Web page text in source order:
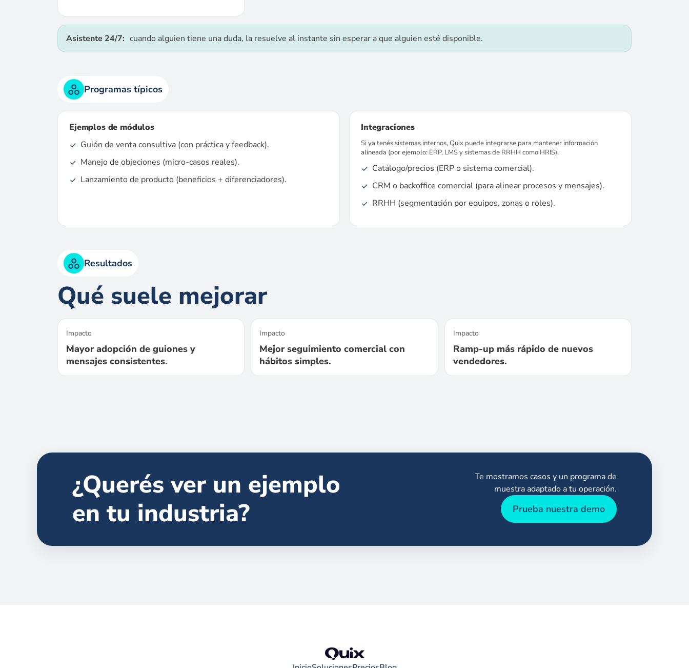
Asistente 24/7: cuando alguien tiene una duda, la resuelve al instante sin esperar a que alguien esté disponible.
Programas típicos
Ejemplos de módulos
Guión de venta consultiva (con práctica y feedback).
Manejo de objeciones (micro-casos reales).
Lanzamiento de producto (beneficios + diferenciadores).
Integraciones
Si ya tenés sistemas internos, Quix puede integrarse para mantener información
alineada (por ejemplo: ERP, LMS y sistemas de RRHH como HRIS).
Catálogo/precios (ERP o sistema comercial).
CRM o backoffice comercial (para alinear procesos y mensajes).
RRHH (segmentación por equipos, zonas o roles).
Resultados
Qué suele mejorar
Impacto
Mayor adopción de guiones y
mensajes consistentes.
Impacto
Mejor seguimiento comercial con
hábitos simples.
Impacto
Ramp-up más rápido de nuevos
vendedores.
¿Querés ver un ejemplo
en tu industria?
Te mostramos casos y un programa de
muestra adaptado a tu operación.
Prueba nuestra demo